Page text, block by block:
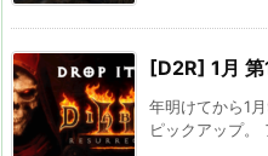
[D2R] 1月 第
年明けてから1
ピックアップ。